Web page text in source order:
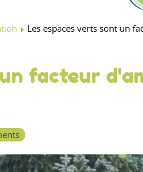
Les espaces verts sont un
facteur